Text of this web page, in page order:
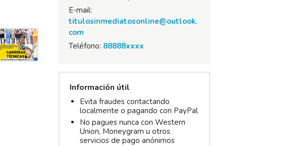
E-mail:
titulosinmediatosonline@outlook.
com
Teléfono: 88888xxxx
Información útil
Evita fraudes contactando
localmente o pagando con PayPal
No pagues nunca con Western
Union, Moneygram u otros
servicios de pago anónimos